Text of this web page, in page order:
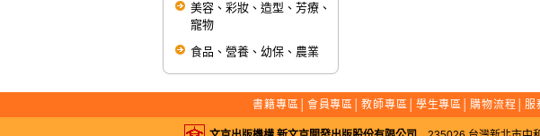
美容、彩妝、造型、芳療、
寵物
食品、營養、幼保、農業
書籍專區 會員專區 │教師專區 學生專區 購物流程 服